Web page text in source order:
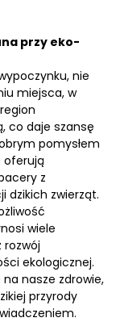
przy eko-
nie
miejsca, w
co daje szansę
pomysłem
oferują
z
dzikich zwierząt.
wiele
rozwój
ekologicznej.
nasze zdrowie,
przyrody